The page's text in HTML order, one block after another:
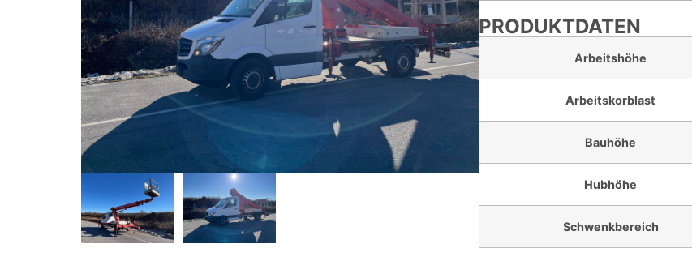
PRODUKTDATEN
Arbeitshöhe
Arbeitskorblast
Bauhöhe
Hubhöhe
Schwenkbereich